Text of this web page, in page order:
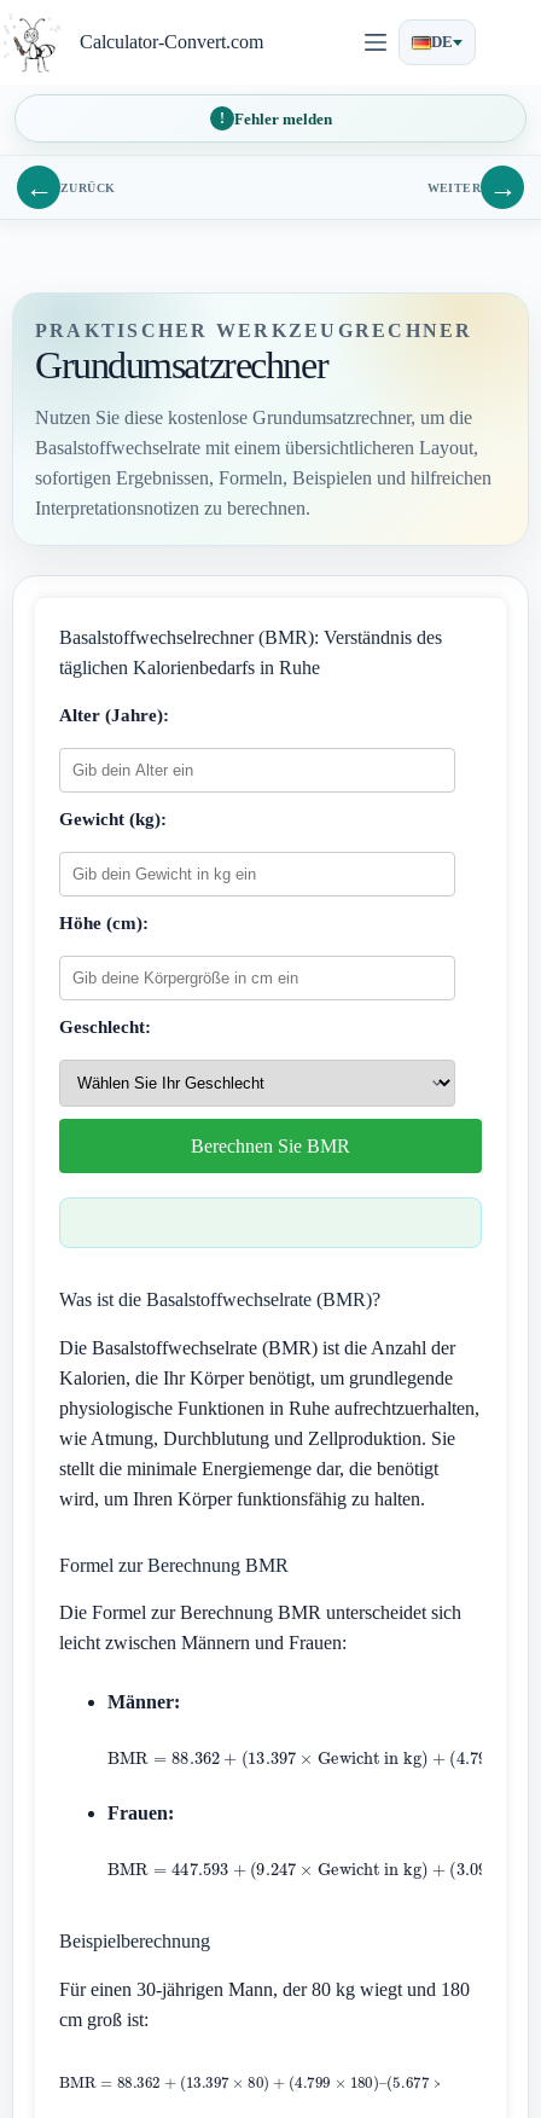
Inhalt
springen
Calculator-Convert.com DE
Fehler melden
← ZURÜCK WEITER →
PRAKTISCHER WERKZEUGRECHNER
Grundumsatzrechner
Nutzen Sie diese kostenlose Grundumsatzrechner, um die
Basalstoffwechselrate mit einem übersichtlicheren Layout,
sofortigen Ergebnissen, Formeln, Beispielen und hilfreichen
Interpretationsnotizen zu berechnen.
Basalstoffwechselrechner (BMR): Verständnis des
täglichen Kalorienbedarfs in Ruhe
Alter (Jahre):
Gewicht (kg):
Höhe (cm):
Geschlecht:
Berechnen Sie BMR
Was ist die Basalstoffwechselrate (BMR)?
Die Basalstoffwechselrate (BMR) ist die Anzahl der
Kalorien, die Ihr Körper benötigt, um grundlegende
physiologische Funktionen in Ruhe aufrechtzuerhalten,
wie Atmung, Durchblutung und Zellproduktion. Sie
stellt die minimale Energiemenge dar, die benötigt
wird, um Ihren Körper funktionsfähig zu halten.
Formel zur Berechnung BMR
Die Formel zur Berechnung BMR unterscheidet sich
leicht zwischen Männern und Frauen:
Männer:
Frauen:
Beispielberechnung
Für einen 30-jährigen Mann, der 80 kg wiegt und 180
cm groß ist: